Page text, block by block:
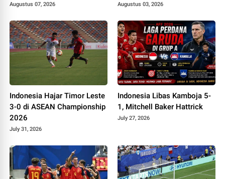
Augustus 07, 2026 Augustus 03, 2026
Indonesia Hajar Timor Leste
3-0 di ASEAN Championship
2026
July 31, 2026
Indonesia Libas Kamboja 5-
1, Mitchell Baker Hattrick
July 27, 2026